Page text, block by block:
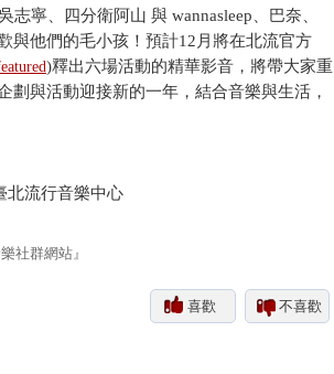
寧、四分衛阿山 與 wannasleep、巴奈、
與他們的毛小孩！預計12月將在北流官方
)釋出六場活動的精華影音，將帶大家重
劃與活動迎接新的一年，結合音樂與生活，
行音樂中心
社群網站』
喜歡 不喜歡